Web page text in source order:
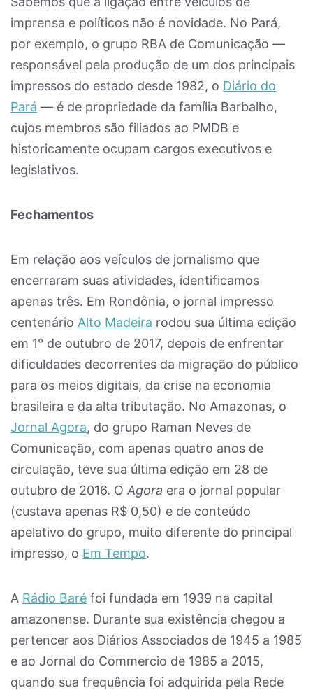
imprensa e políticos não é novidade. No Pará,
por exemplo, o grupo RBA de Comunicação —
responsável pela produção de um dos principais
impressos do estado desde 1982, o Diário do
Pará — é de propriedade da família Barbalho,
cujos membros são filiados ao PMDB e
historicamente ocupam cargos executivos e
legislativos.
Fechamentos
Em relação aos veículos de jornalismo que
encerraram suas atividades, identificamos
apenas três. Em Rondônia, o jornal impresso
centenário Alto Madeira rodou sua última edição
em 1° de outubro de 2017, depois de enfrentar
dificuldades decorrentes da migração do público
para os meios digitais, da crise na economia
brasileira e da alta tributação. No Amazonas, o
Jornal Agora, do grupo Raman Neves de
Comunicação, com apenas quatro anos de
circulação, teve sua última edição em 28 de
outubro de 2016. O Agora era o jornal popular
(custava apenas R$ 0,50) e de conteúdo
apelativo do grupo, muito diferente do principal
impresso, o Em Tempo.
A Rádio Baré foi fundada em 1939 na capital
amazonense. Durante sua existência chegou a
pertencer aos Diários Associados de 1945 a 1985
e ao Jornal do Commercio de 1985 a 2015,
quando sua frequência foi adquirida pela Rede